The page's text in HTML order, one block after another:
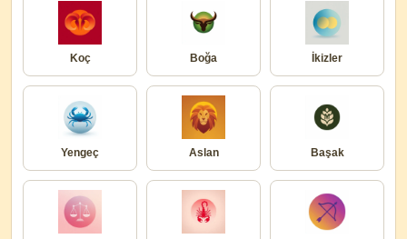
Koç Boğa İkizler
Yengeç Aslan Başak